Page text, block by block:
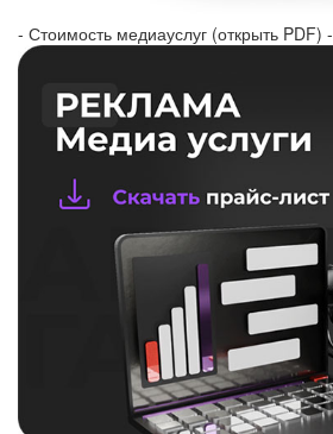
- Стоимость медиауслуг (открыть PDF) -